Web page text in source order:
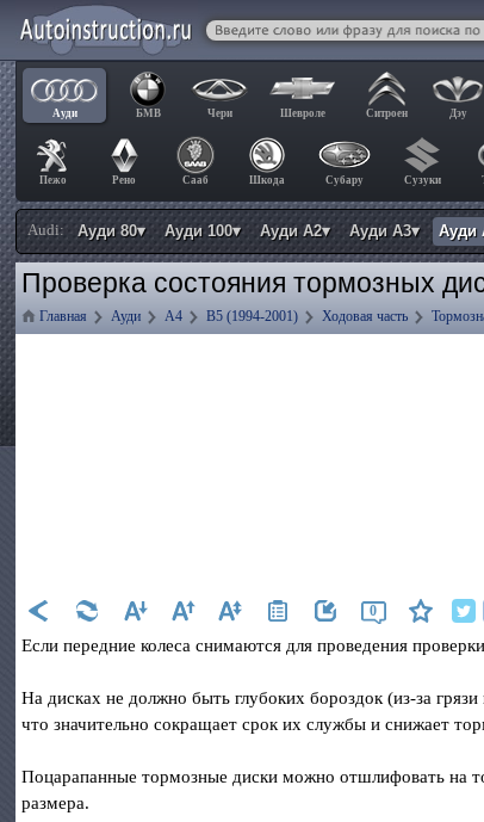
Ауди БМВ Чери Шевроле Ситроен Дэу
Пежо Рено Сааб Шкода Субару Сузуки
Audi: Ауди 80▾ Ауди 100▾ Ауди А2▾ Ауди А3▾ Ауди
Проверка состояния тормозных
Главная Ауди А4 B5 (1994-2001) Ходовая часть
0
Если передние колеса снимаются для проведения
На дисках не должно быть глубоких бороздок (из-за
что значительно сокращает срок их службы и снижает
Поцарапанные тормозные диски можно отшлифовать на
размера.